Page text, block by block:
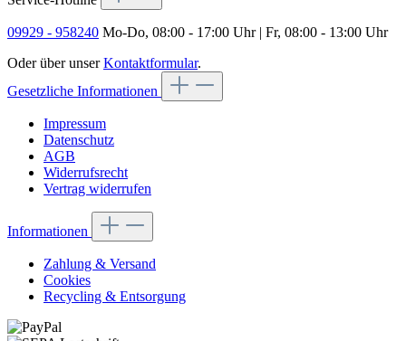
09929 - 958240 Mo-Do, 08:00 - 17:00 Uhr | Fr, 08:00 - 13:00 Uhr
Oder über unserKontaktformular.
Gesetzliche Informationen
Impressum
Datenschutz
AGB
Widerrufsrecht
Vertrag widerrufen
Informationen
Zahlung & Versand
Cookies
Recycling & Entsorgung